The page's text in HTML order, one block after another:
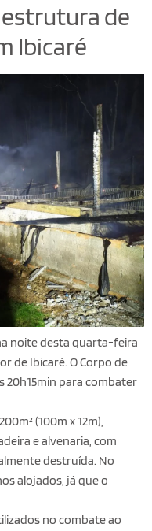
de
Ibicaré
noite desta quarta-feira
de Ibicaré. O Corpo de
20h15min para combater
(100m x 12m),
e alvenaria, com
destruída. No
alojados, já que o
no combate ao